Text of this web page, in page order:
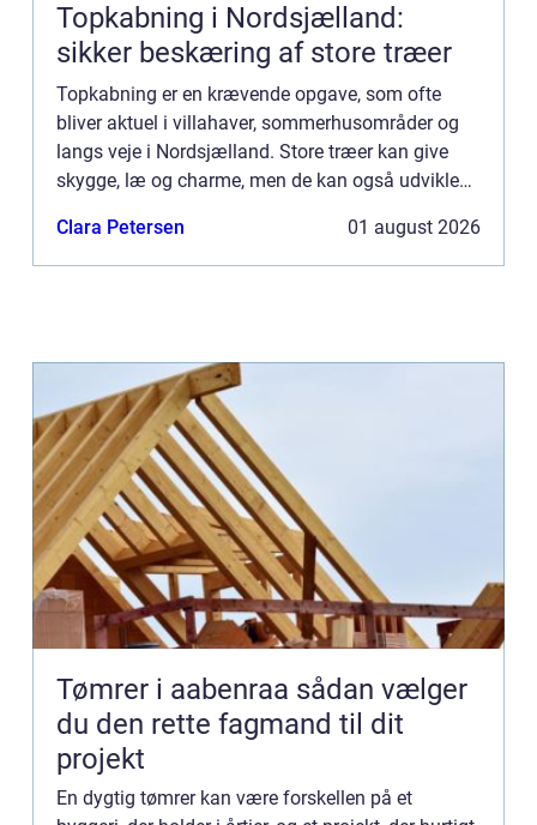
Topkabning i Nordsjælland:
sikker beskæring af store træer
Topkabning er en krævende opgave, som ofte
bliver aktuel i villahaver, sommerhusområder og
langs veje i Nordsjælland. Store træer kan give
skygge, læ og charme, men de kan også udvikle
Clara Petersen 01 august 2026
Tømrer i aabenraa sådan vælger
du den rette fagmand til dit
projekt
En dygtig tømrer kan være forskellen på et